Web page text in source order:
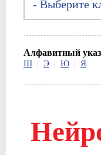
Алфавитный
Ш | Э | Ю | Я